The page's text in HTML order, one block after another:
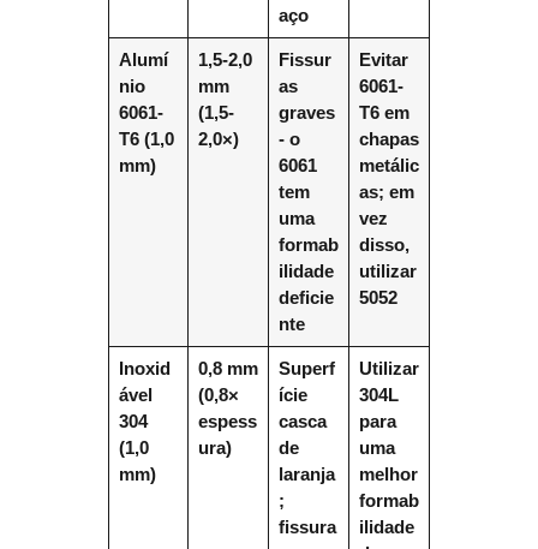
aço
Alumí
nio
6061-
T6 (1,0
mm)
1,5-2,0
mm
(1,5-
2,0×)
Fissur
as
graves
- o
6061
tem
uma
formab
ilidade
deficie
nte
Evitar
6061-
T6 em
chapas
metálic
as; em
vez
disso,
utilizar
5052
Inoxid
ável
304
(1,0
mm)
0,8 mm
(0,8×
espess
ura)
Superf
ície
casca
de
laranja
;
fissura
Utilizar
304L
para
uma
melhor
formab
ilidade